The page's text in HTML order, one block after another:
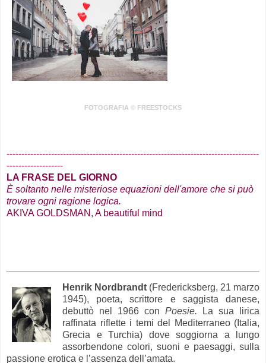
FOTOGRAFIA © FREESTOCKS
-------------------------------------------------------------------------------------
-------------------
LA FRASE DEL GIORNO
È soltanto nelle misteriose equazioni dell'amore che si può
trovare ogni ragione logica.
AKIVA GOLDSMAN, A beautiful mind
Henrik Nordbrandt (Fredericksberg, 21 marzo
1945), poeta, scrittore e saggista danese,
debuttò nel 1966 con Poesie. La sua lirica
raffinata riflette i temi del Mediterraneo (Italia,
Grecia e Turchia) dove soggiorna a lungo
assorbendone colori, suoni e paesaggi, sulla
passione erotica e l’assenza dell’amata.